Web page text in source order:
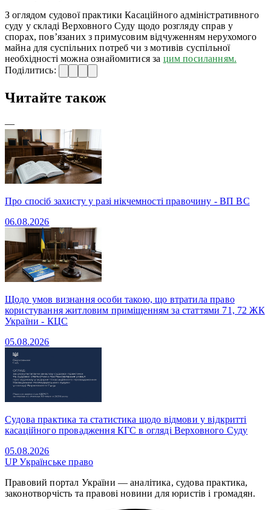
З оглядом судової практики Касаційного адміністративного
суду у складі Верховного Суду щодо розгляду справ у
спорах, пов’язаних з примусовим відчуженням нерухомого
майна для суспільних потреб чи з мотивів суспільної
необхідності можна ознайомитися за цим посиланням.
Поділитись:
Читайте також
—
Про спосіб захисту у разі нікчемності правочину - ВП ВС
06.08.2026
Щодо умов визнання особи такою, що втратила право
користування житловим приміщенням за статтями 71, 72 ЖК
України - КЦС
05.08.2026
Судова практика та статистика щодо відмови у відкритті
касаційного провадження КГС в огляді Верховного Суду
05.08.2026
UPУкраїнське право
Правовий портал України — аналітика, судова практика,
законотворчість та правові новини для юристів і громадян.